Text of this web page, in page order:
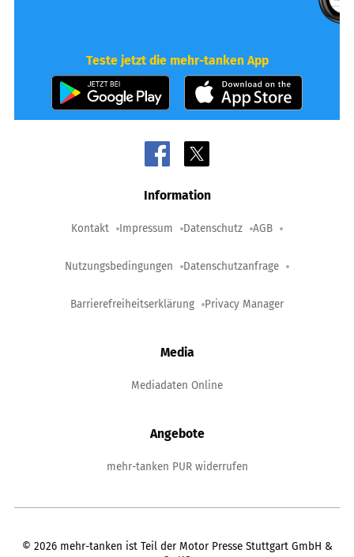
Teste jetzt die mehr-tanken App
Information
Kontakt Impressum Datenschutz AGB
Nutzungsbedingungen Datenschutzanfrage
Barrierefreiheitserklärung Privacy Manager
Media
Mediadaten Online
Angebote
mehr-tanken PUR widerrufen
© 2026 mehr-tanken ist Teil der Motor Presse Stuttgart GmbH &